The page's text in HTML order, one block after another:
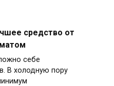
средство от
себе
В холодную пору